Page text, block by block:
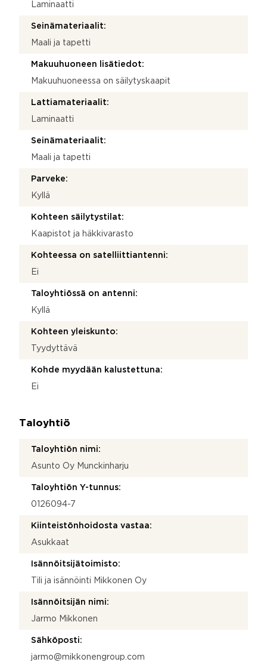
Laminaatti
Seinämateriaalit:
Maali ja tapetti
Makuuhuoneen lisätiedot:
Makuuhuoneessa on säilytyskaapit
Lattiamateriaalit:
Laminaatti
Seinämateriaalit:
Maali ja tapetti
Parveke:
Kyllä
Kohteen säilytystilat:
Kaapistot ja häkkivarasto
Kohteessa on satelliittiantenni:
Ei
Taloyhtiössä on antenni:
Kyllä
Kohteen yleiskunto:
Tyydyttävä
Kohde myydään kalustettuna:
Ei
Taloyhtiö
Taloyhtiön nimi:
Asunto Oy Munckinharju
Taloyhtiön Y-tunnus:
0126094-7
Kiinteistönhoidosta vastaa:
Asukkaat
Isännöitsijätoimisto:
Tili ja isännöinti Mikkonen Oy
Isännöitsijän nimi:
Jarmo Mikkonen
Sähköposti:
jarmo@mikkonengroup.com